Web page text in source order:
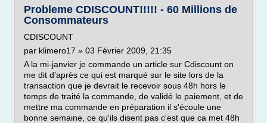
Probleme CDISCOUNT!!!!! - 60 Millions de
Consommateurs
CDISCOUNT
par klimero17 » 03 Février 2009, 21:35
A la mi-janvier je commande un article sur Cdiscount on
me dit d'après ce qui est marqué sur le site lors de la
transaction que je devrait le recevoir sous 48h hors le
temps de traité la commande, de validé le paiement, et de
mettre ma commande en préparation il s'écoule une
bonne semaine, ce qu'ils disent pas c'est que ca met 48h